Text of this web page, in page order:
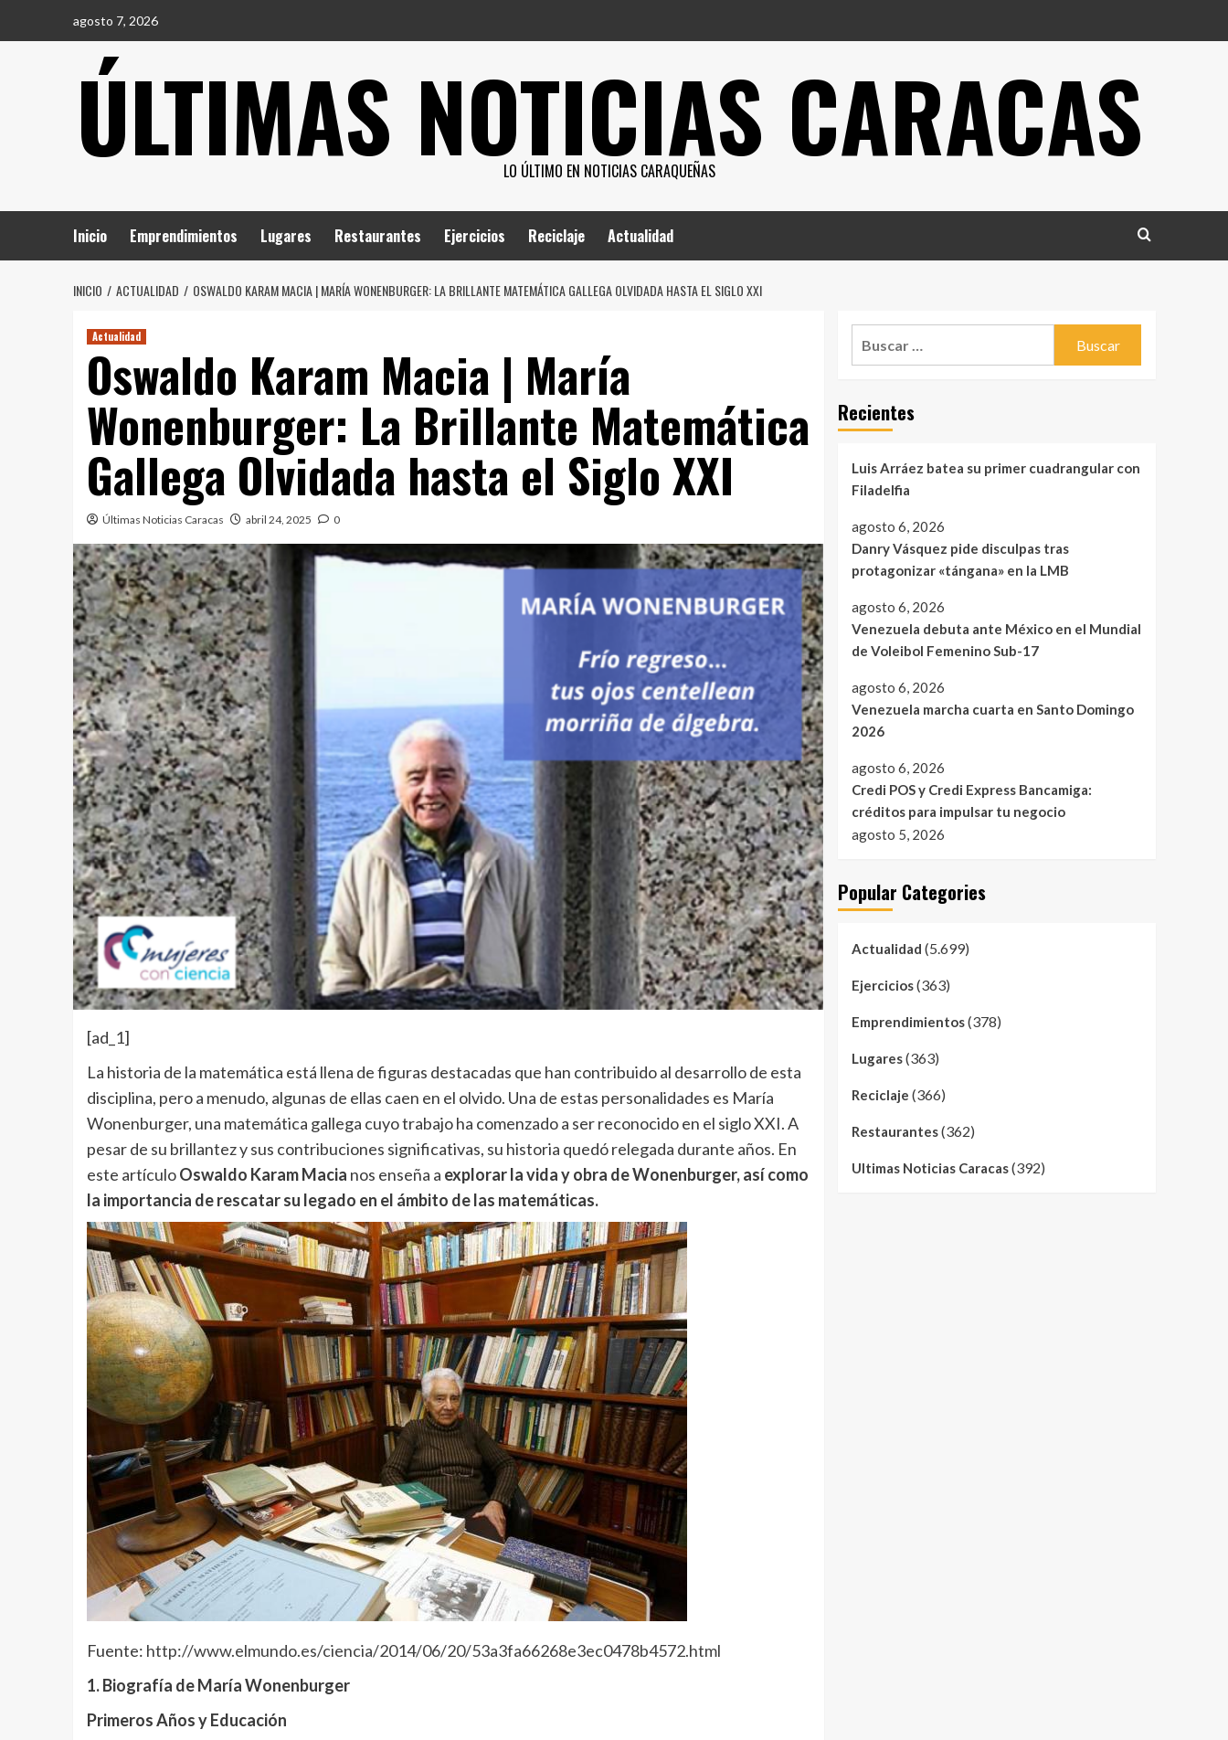
agosto 7, 2026
ÚLTIMAS NOTICIAS CARACAS
LO ÚLTIMO EN NOTICIAS CARAQUEÑAS
Inicio Emprendimientos Lugares Restaurantes Ejercicios Reciclaje Actualidad
INICIO ACTUALIDAD OSWALDO KARAM MACIA | MARÍA WONENBURGER: LA BRILLANTE MATEMÁTICA GALLEGA OLVIDADA HASTA EL SIGLO XXI
Actualidad
Oswaldo Karam Macia | María
Wonenburger: La Brillante Matemática
Gallega Olvidada hasta el Siglo XXI
Últimas Noticias Caracas abril 24, 2025 0
[ad_1]
La historia de la matemática está llena de figuras destacadas que han contribuido al desarrollo de esta
disciplina, pero a menudo, algunas de ellas caen en el olvido. Una de estas personalidades es María
Wonenburger, una matemática gallega cuyo trabajo ha comenzado a ser reconocido en el siglo XXI. A
pesar de su brillantez y sus contribuciones significativas, su historia quedó relegada durante años. En
este artículoOswaldo Karam Macia nos enseña a explorar la vida y obra de Wonenburger, así como
la importancia de rescatar su legado en el ámbito de las matemáticas.
Fuente: http://www.elmundo.es/ciencia/2014/06/20/53a3fa66268e3ec0478b4572.html
1. Biografía de María Wonenburger
Primeros Años y Educación
Recientes
Luis Arráez batea su primer cuadrangular con
Filadelfia
agosto 6, 2026
Danry Vásquez pide disculpas tras
protagonizar «tángana» en la LMB
agosto 6, 2026
Venezuela debuta ante México en el Mundial
de Voleibol Femenino Sub-17
agosto 6, 2026
Venezuela marcha cuarta en Santo Domingo
2026
agosto 6, 2026
Credi POS y Credi Express Bancamiga:
créditos para impulsar tu negocio
agosto 5, 2026
Popular Categories
Actualidad (5.699)
Ejercicios(363)
Emprendimientos(378)
Lugares(363)
Reciclaje (366)
Restaurantes(362)
Ultimas Noticias Caracas(392)